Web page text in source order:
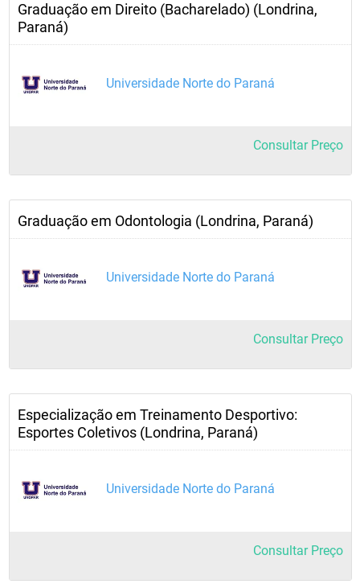
Graduação em Direito (Bacharelado) (Londrina,
Paraná)
Universidade Norte do Paraná
Consultar Preço
Graduação em Odontologia (Londrina, Paraná)
Universidade Norte do Paraná
Consultar Preço
Especialização em Treinamento Desportivo:
Esportes Coletivos (Londrina, Paraná)
Universidade Norte do Paraná
Consultar Preço